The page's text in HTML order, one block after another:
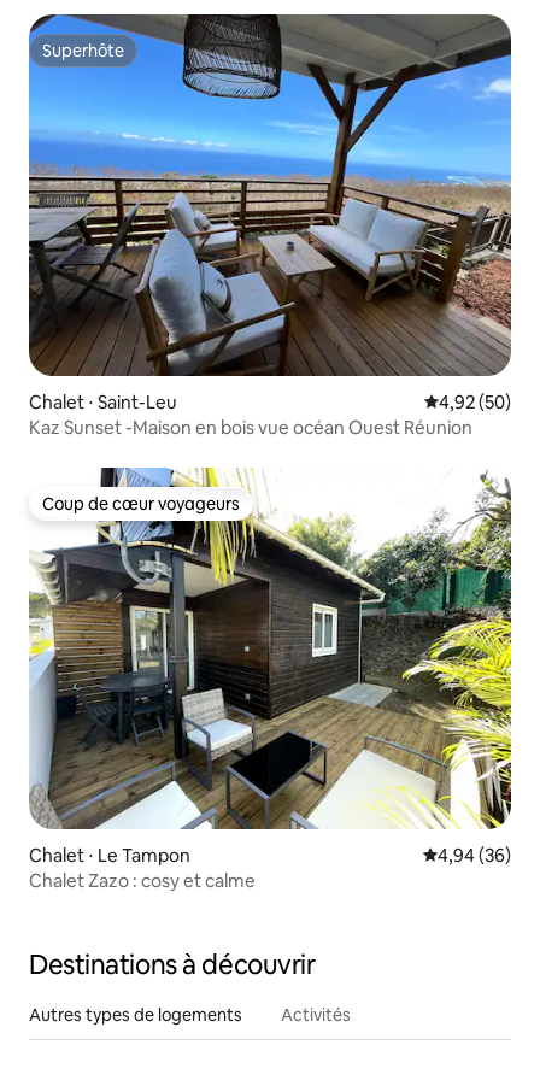
Superhôte
Superhôte
Chalet ⋅ Saint-Leu Évaluation
4,92 (50)
Kaz Sunset -Maison en bois vue océan Ouest Réunion
Coup de cœur voyageurs
Coup de cœur voyageurs
Chalet ⋅ Le Tampon Évaluation
4,94 (36)
Chalet Zazo : cosy et calme
Destinations à découvrir
Autres types de logements Activités